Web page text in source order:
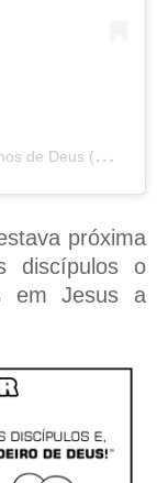
U
ma publicação compartilhada por Amiguinhos de Deus (@amiguinhosdedeus)
próxima
discípulos o
em Jesus a